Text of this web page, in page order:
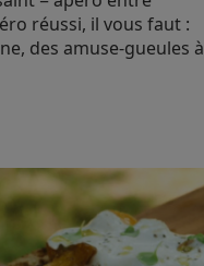
réussi, il vous faut :
des amuse-gueules à